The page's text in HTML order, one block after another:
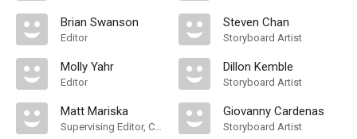
Brian Swanson
Editor
Molly Yahr
Editor
Matt Mariska
Supervising Editor, Consulting Editor
Steven Chan
Storyboard Artist
Dillon Kemble
Storyboard Artist
Giovanny Cardenas
Storyboard Artist